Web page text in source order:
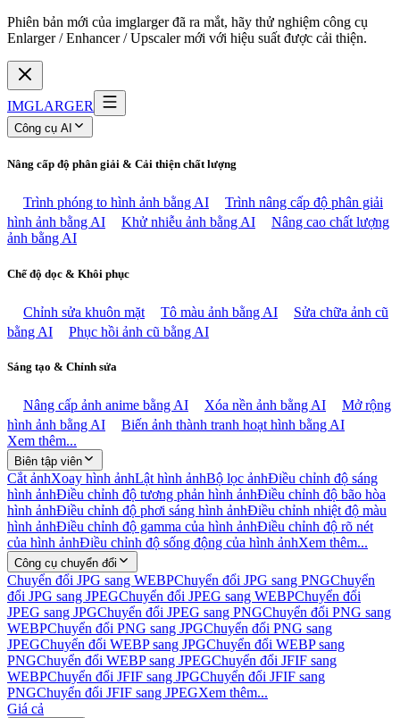
Phiên bản mới của imglarger đã ra mắt, hãy thử nghiệm công cụ
Enlarger / Enhancer / Upscaler mới với hiệu suất được cải thiện.
IMGLARGER
Công cụ AI
Nâng cấp độ phân giải & Cải thiện chất lượng
Trình phóng to hình ảnh bằng AI
Trình nâng cấp độ phân giải
hình ảnh bằng AI
Khử nhiễu ảnh bằng AI
Nâng cao chất lượng
ảnh bằng AI
Chế độ dọc & Khôi phục
Chỉnh sửa khuôn mặt Tô màu ảnh bằng AI
Sửa chữa ảnh cũ
bằng AI
Phục hồi ảnh cũ bằng AI
Sáng tạo & Chỉnh sửa
Nâng cấp ảnh anime bằng AI Xóa nền ảnh bằng AI
Mở rộng
hình ảnh bằng AI
Biến ảnh thành tranh hoạt hình bằng AI
Xem thêm...
Biên tập viên
Cắt ảnhXoay hình ảnhLật hình ảnhBộ lọc ảnhĐiều chỉnh độ sáng
hình ảnhĐiều chỉnh độ tương phản hình ảnhĐiều chỉnh độ bão hòa
hình ảnhĐiều chỉnh độ phơi sáng hình ảnhĐiều chỉnh nhiệt độ màu
hình ảnhĐiều chỉnh độ gamma của hình ảnhĐiều chỉnh độ rõ nét
của hình ảnhĐiều chỉnh độ sống động của hình ảnhXem thêm...
Công cụ chuyển đổi
Chuyển đổi JPG sang WEBPChuyển đổi JPG sang PNGChuyển
đổi JPG sang JPEGChuyển đổi JPEG sang WEBPChuyển đổi
JPEG sang JPGChuyển đổi JPEG sang PNGChuyển đổi PNG sang
WEBPChuyển đổi PNG sang JPGChuyển đổi PNG sang
JPEGChuyển đổi WEBP sang JPGChuyển đổi WEBP sang
PNGChuyển đổi WEBP sang JPEGChuyển đổi JFIF sang
WEBPChuyển đổi JFIF sang JPGChuyển đổi JFIF sang
PNGChuyển đổi JFIF sang JPEGXem thêm...
Giá cả